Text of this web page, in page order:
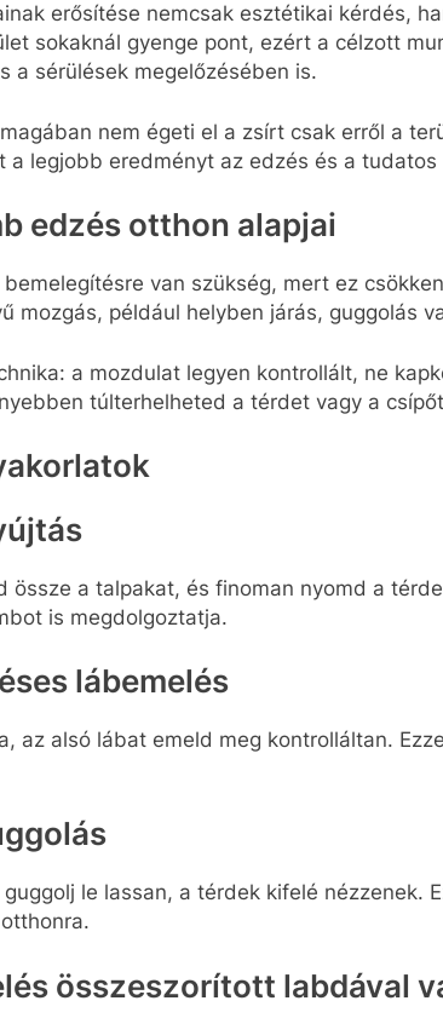
erősítése nemcsak esztétikai kérdés,
sokaknál gyenge pont, ezért a célzott
a sérülések megelőzésében is.
nem égeti el a zsírt csak erről a
a legjobb eredményt az edzés és a
edzés otthon alapjai
van szükség, mert ez
mozgás, például helyben járás, guggolás
a mozdulat legyen kontrollált, ne
túlterhelheted a térdet vagy a
össze a talpakat, és finoman nyomd a
is megdolgoztatja.
lábemelés
az alsó lábat emeld meg kontrolláltan.
le lassan, a térdek kifelé nézzenek.
összeszorított labdával